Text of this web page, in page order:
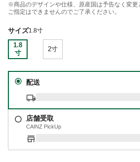
※商品のデザインや仕様、原産国は予告なく変更
ご指定はできませんのでご了承ください。
サイズ1.8寸
1.8
寸
2寸
配送
店舗受取
CAINZ PickUp